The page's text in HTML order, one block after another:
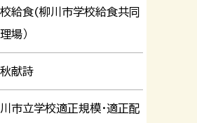
給食(柳川市学校給食共同
場）
献詩
市立学校適正規模・適正配